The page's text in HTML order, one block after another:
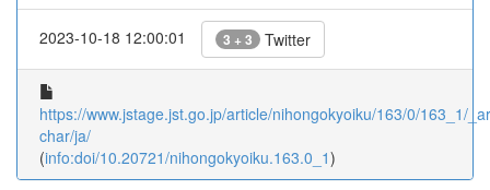
2023-10-18 12:00:01 3 + 3 Twitter
https://www.jstage.jst.go.jp/article/nihongokyoiku/163/0/163_1/
char/ja/
(info:doi/10.20721/nihongokyoiku.163.0_1)